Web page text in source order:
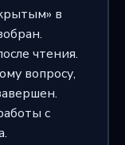
в
чтения.
вопросу,
с